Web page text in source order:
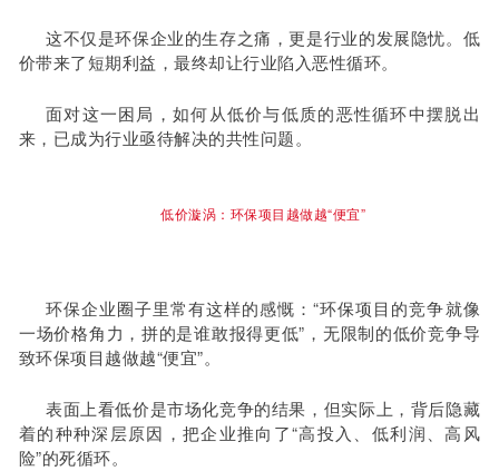
这不仅是环保企业的生存之痛，更是行业的发展隐忧。低
价带来了短期利益，最终却让行业陷入恶性循环。
面对这一困局，如何从低价与低质的恶性循环中摆脱出
来，已成为行业亟待解决的共性问题。
低价漩涡：环保项目越做越“便宜”
环保企业圈子里常有这样的感慨：“环保项目的竞争就像
一场价格角力，拼的是谁敢报得更低”，无限制的低价竞争导
致环保项目越做越“便宜”。
表面上看低价是市场化竞争的结果，但实际上，背后隐藏
着的种种深层原因，把企业推向了“高投入、低利润、高风
险”的死循环。